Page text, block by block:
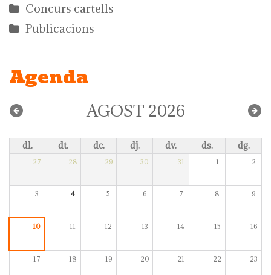
Concurs cartells
Publicacions
Agenda
AGOST 2026
dl. dt. dc. dj. dv. ds. dg.
27 28 29 30 31 1 2
3 4 5 6 7 8 9
10 11 12 13 14 15 16
17 18 19 20 21 22 23